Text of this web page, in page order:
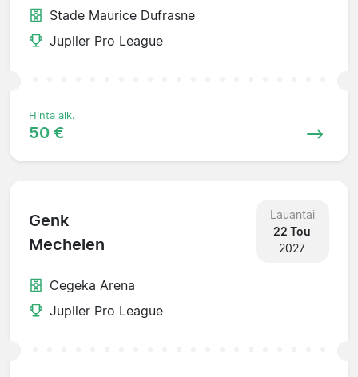
Stade Maurice Dufrasne
Jupiler Pro League
Hinta alk.
50 €
Genk
Mechelen
Lauantai
22 Tou
2027
Cegeka Arena
Jupiler Pro League